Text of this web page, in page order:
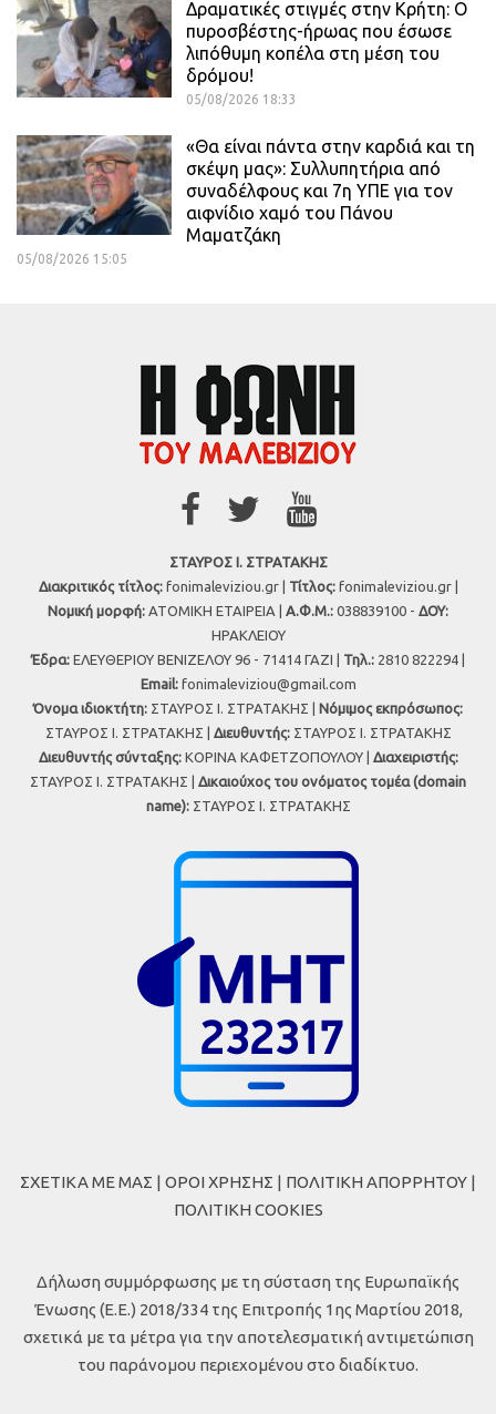
Δραματικές στιγμές στην Κρήτη: Ο
πυροσβέστης-ήρωας που έσωσε
λιπόθυμη κοπέλα στη μέση του
δρόμου!
05/08/2026 18:33
«Θα είναι πάντα στην καρδιά και τη
σκέψη μας»: Συλλυπητήρια από
συναδέλφους και 7η ΥΠΕ για τον
αιφνίδιο χαμό του Πάνου
Μαματζάκη
05/08/2026 15:05
ΣΤΑΥΡΟΣ Ι. ΣΤΡΑΤΑΚΗΣ
Διακριτικός τίτλος:fonimaleviziou.gr | Τίτλος:fonimaleviziou.gr |
Νομική μορφή: ΑΤΟΜΙΚΗ ΕΤΑΙΡΕΙΑ | Α.Φ.Μ.: 038839100 - ΔΟΥ:
ΗΡΑΚΛΕΙΟΥ
Έδρα: ΕΛΕΥΘΕΡΙΟΥ ΒΕΝΙΖΕΛΟΥ 96 - 71414 ΓΑΖΙ | Τηλ.: 2810 822294 |
Εmail: fonimaleviziou@gmail.com
Όνομα ιδιοκτήτη: ΣΤΑΥΡΟΣ Ι. ΣΤΡΑΤΑΚΗΣ | Νόμιμος εκπρόσωπος:
ΣΤΑΥΡΟΣ Ι. ΣΤΡΑΤΑΚΗΣ | Διευθυντής:ΣΤΑΥΡΟΣ Ι. ΣΤΡΑΤΑΚΗΣ
Διευθυντής σύνταξης:ΚΟΡΙΝΑ ΚΑΦΕΤΖΟΠΟΥΛΟΥ | Διαχειριστής:
ΣΤΑΥΡΟΣ Ι. ΣΤΡΑΤΑΚΗΣ | Δικαιούχος του ονόματος τομέα (domain
name):ΣΤΑΥΡΟΣ Ι. ΣΤΡΑΤΑΚΗΣ
ΣΧΕΤΙΚΑ ΜΕ ΜΑΣ | ΟΡΟΙ ΧΡΗΣΗΣ | ΠΟΛΙΤΙΚΗ ΑΠΟΡΡΗΤΟΥ |
ΠΟΛΙΤΙΚΗ COOKIES
Δήλωση συμμόρφωσης με τη σύσταση της Ευρωπαϊκής
Ένωσης (Ε.Ε.) 2018/334 της Επιτροπής 1ης Μαρτίου 2018,
σχετικά με τα μέτρα για την αποτελεσματική αντιμετώπιση
του παράνομου περιεχομένου στο διαδίκτυο.